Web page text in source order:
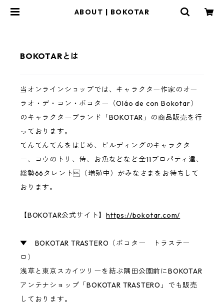
ABOUT | BOKOTAR
BOKOTARとは
当オンラインショップでは、キャラクター作家のオー
ラオ・デ・コン・ボコター（Oláo de con Bokotar）
のキャラクターブランド「BOKOTAR」の商品販売を行
っております。
てんてんてんをはじめ、ビルディングのキャラクタ
ー、コウのトリ、侍、お魚などなど全11プロパティ達、
総勢66タレント（増殖中）がみなさまをお待ちして
おります。
【BOKOTAR公式サイト】https://bokotar.com/
▼ BOKOTAR TRASTERO（ボコター トラステー
ロ）
浅草と東京スカイツリーを結ぶ隅田公園前にBOKOTAR
アンテナショップ「BOKOTAR TRASTERO」でも販売
しております。